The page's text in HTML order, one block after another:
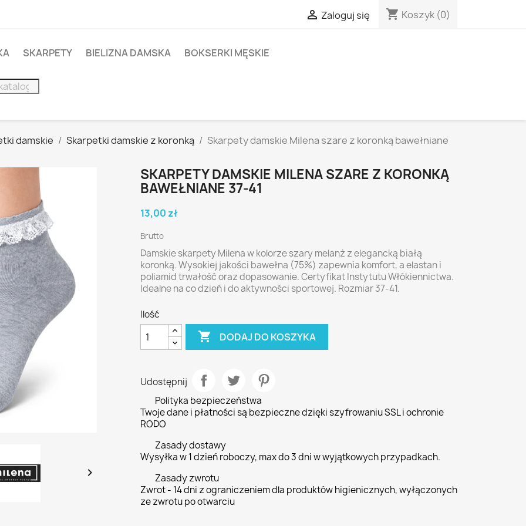
 Zaloguj się shopping_cart Koszyk (0)
SKARPETY BIELIZNA DAMSKA BOKSERKI MĘSKIE
damskie Skarpetki damskie z koronką Skarpety damskie Milena szare z koronką bawełniane

SKARPETY DAMSKIE MILENA SZARE Z KORONKĄ
BAWEŁNIANE 37-41
13,00 zł
Brutto
Damskie skarpety Milena w kolorze szary melanż z elegancką białą
koronką. Wysokiej jakości bawełna (75%) zapewnia komfort, a elastan i
poliamid trwałość oraz dopasowanie. Certyfikat Instytutu Włókiennictwa.
Idealne na co dzień i do aktywności sportowej. Rozmiar 37-41.
Ilość
 DODAJ DO KOSZYKA
Udostępnij
Polityka bezpieczeństwa
Twoje dane i płatności są bezpieczne dzięki szyfrowaniu SSL i ochronie
RODO
Zasady dostawy
Wysyłka w 1 dzień roboczy, max do 3 dni w wyjątkowych przypadkach.
Zasady zwrotu
Zwrot - 14 dni z ograniczeniem dla produktów higienicznych, wyłączonych
ze zwrotu po otwarciu